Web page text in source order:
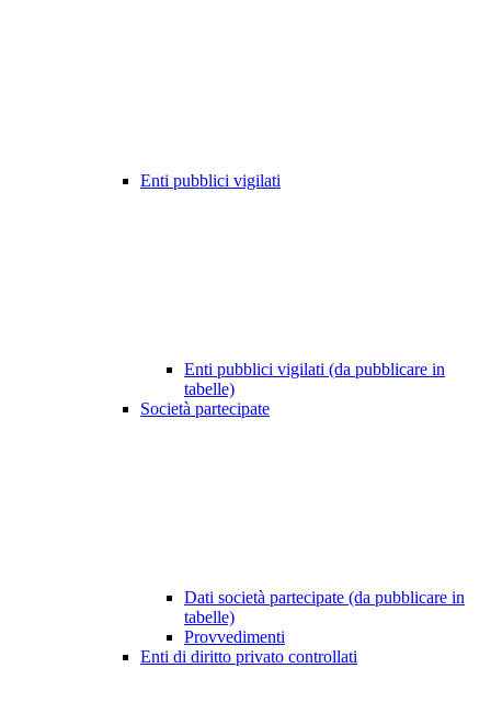
Enti pubblici vigilati
Enti pubblici vigilati (da pubblicare in
tabelle)
Società partecipate
Dati società partecipate (da pubblicare in
tabelle)
Provvedimenti
Enti di diritto privato controllati